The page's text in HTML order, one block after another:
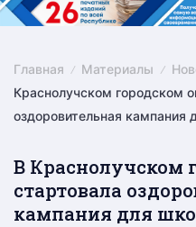
Главная Материалы
Краснолучском городском
оздоровительная кампания
В Краснолучском
стартовала
кампания для